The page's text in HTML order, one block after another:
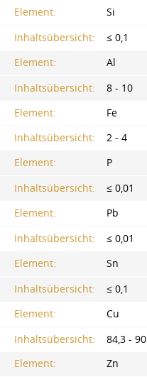
Element:
Si
Inhaltsübersicht:
≤ 0,1
Element:
Al
Inhaltsübersicht:
8 - 10
Element:
Fe
Inhaltsübersicht:
2 - 4
Element:
P
Inhaltsübersicht:
≤ 0,01
Element:
Pb
Inhaltsübersicht:
≤ 0,01
Element:
Sn
Inhaltsübersicht:
≤ 0,1
Element:
Cu
Inhaltsübersicht:
84,3 - 90
Element:
Zn